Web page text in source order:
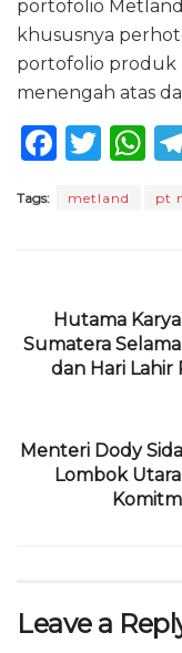
portofolio
khususnya
portofolio produk
menengah atas
F
c
o
o
T
it
a
p
p
Tags: metland pt
Hutama
Sumatera
dan Hari Lahir
Menteri Dody
Lombok
Leave a